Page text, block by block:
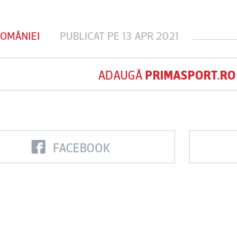
PUBLICAT PE 13 APR 2021
ADAUGĂ PRIMASPORT.RO
FACEBOOK
FC Voluntari
Petrolul
Ploieşti
Oţelul